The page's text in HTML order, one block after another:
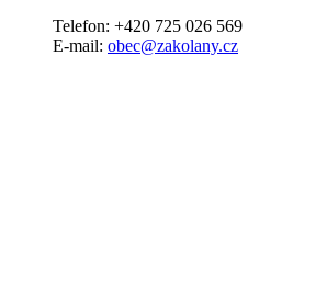
Telefon: +420 725 026 569
E-mail: obec@zakolany.cz